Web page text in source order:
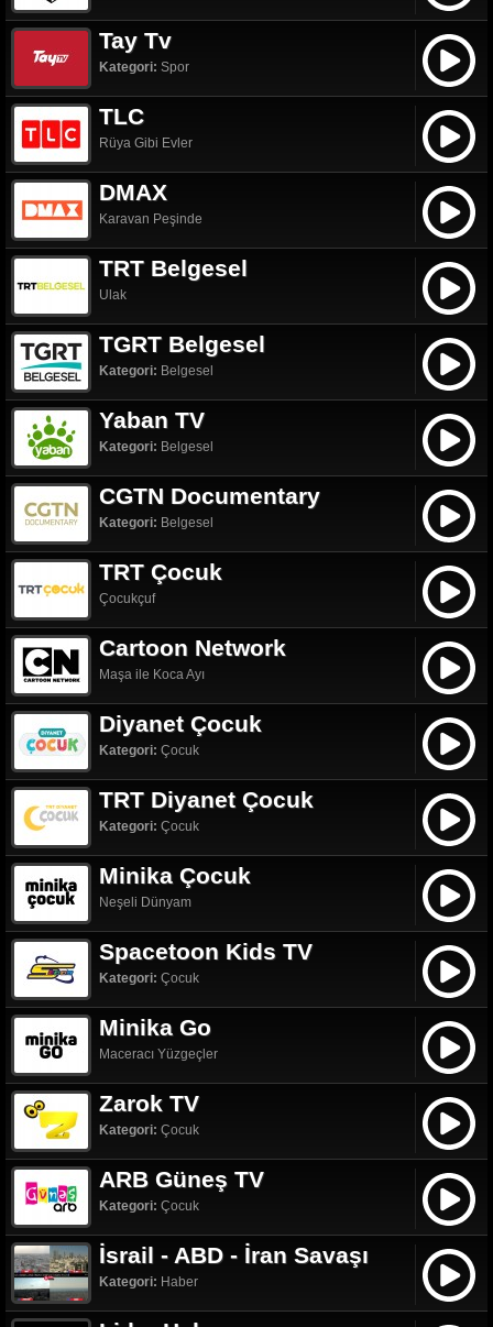
Tay Tv
Kategori: Spor
TLC
Rüya Gibi Evler
DMAX
Karavan Peşinde
TRT Belgesel
Ulak
TGRT Belgesel
Kategori: Belgesel
Yaban TV
Kategori: Belgesel
CGTN Documentary
Kategori: Belgesel
TRT Çocuk
Çocukçuf
Cartoon Network
Maşa ile Koca Ayı
Diyanet Çocuk
Kategori: Çocuk
TRT Diyanet Çocuk
Kategori: Çocuk
Minika Çocuk
Neşeli Dünyam
Spacetoon Kids TV
Kategori: Çocuk
Minika Go
Maceracı Yüzgeçler
Zarok TV
Kategori: Çocuk
ARB Güneş TV
Kategori: Çocuk
İsrail - ABD - İran Savaşı
Kategori: Haber